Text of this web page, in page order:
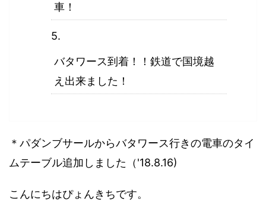
車！
バタワース到着！！鉄道で国境越
え出来ました！
＊パダンブサールからバタワース行きの電車のタイ
ムテーブル追加しました（'18.8.16)
こんにちはぴょんきちです。